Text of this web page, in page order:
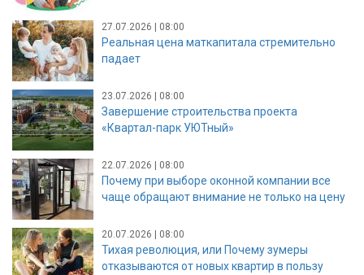
27.07.2026 | 08:00
Реальная цена маткапитала стремительно
падает
23.07.2026 | 08:00
Завершение строительства проекта
«Квартал-парк УЮТный»
22.07.2026 | 08:00
Почему при выборе оконной компании все
чаще обращают внимание не только на цену
20.07.2026 | 08:00
Тихая революция, или Почему зумеры
отказываются от новых квартир в пользу